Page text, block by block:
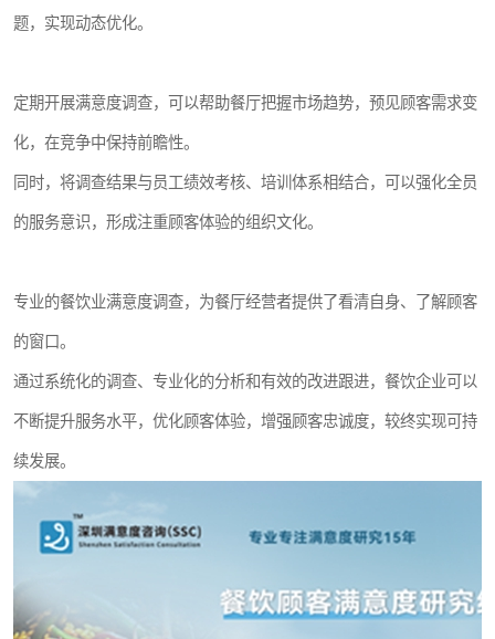
题，实现动态优化。
定期开展满意度调查，可以帮助餐厅把握市场趋势，预见顾客需求变
化，在竞争中保持前瞻性。
同时，将调查结果与员工绩效考核、培训体系相结合，可以强化全员
的服务意识，形成注重顾客体验的组织文化。
专业的餐饮业满意度调查，为餐厅经营者提供了看清自身、了解顾客
的窗口。
通过系统化的调查、专业化的分析和有效的改进跟进，餐饮企业可以
不断提升服务水平，优化顾客体验，增强顾客忠诚度，较终实现可持
续发展。